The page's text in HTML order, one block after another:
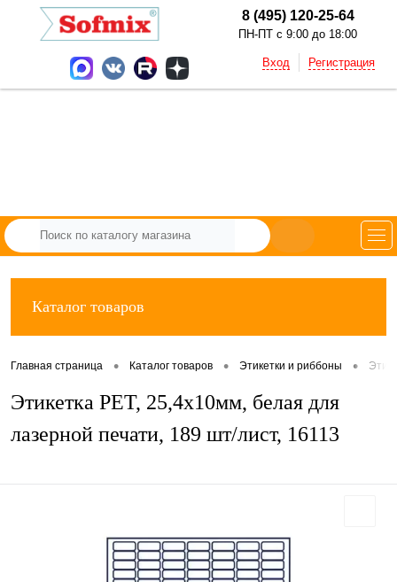
8 (495) 120-25-64
ПН-ПТ с 9:00 до 18:00
Вход Регистрация
Каталог товаров
Главная страница • Каталог товаров • Этикетки и риббоны •
Этикетка PET, 25,4х10мм, белая для
лазерной печати, 189 шт/лист, 16113